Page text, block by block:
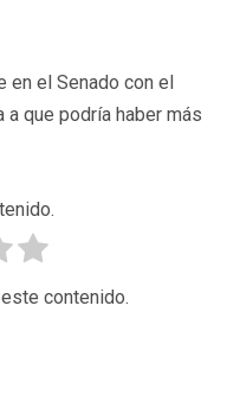
en el Senado con el
que podría haber más
contenido.